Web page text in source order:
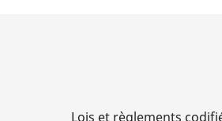
Lois et règlements